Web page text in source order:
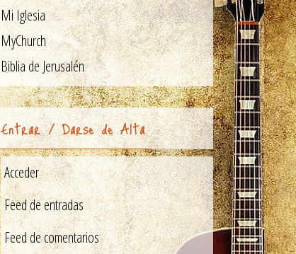
Mi Iglesia
MyChurch
Biblia de Jerusalén
Entrar / Darse de Alta
Acceder
Feed de entradas
Feed de comentarios